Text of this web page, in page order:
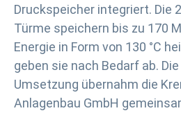
Druckspeicher integriert. Die
Türme speichern bis zu 170
Energie in Form von 130 °C
geben sie nach Bedarf ab.
Umsetzung übernahm die
Anlagenbau GmbH